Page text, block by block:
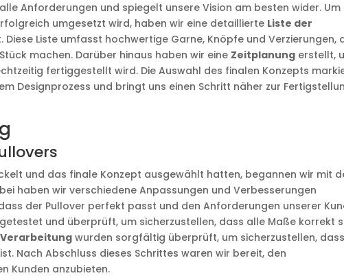
Anforderungen und spiegelt unsere Vision am besten wider. Um
umgesetzt wird, haben wir eine detaillierte Liste der
Diese Liste umfasst hochwertige Garne, Knöpfe und Verzierungen,
machen. Darüber hinaus haben wir eine Zeitplanung erstellt,
fertiggestellt wird. Die Auswahl des finalen Konzepts
Designprozess und bringt uns einen Schritt näher zur
und das finale Konzept ausgewählt hatten, begannen wir mit
haben wir verschiedene Anpassungen und Verbesserungen
der Pullover perfekt passt und den Anforderungen unserer
und überprüft, um sicherzustellen, dass alle Maße korrekt
Verarbeitung wurden sorgfältig überprüft, um sicherzustellen, dass
Nach Abschluss dieses Schrittes waren wir bereit, den
Kunden anzubieten.